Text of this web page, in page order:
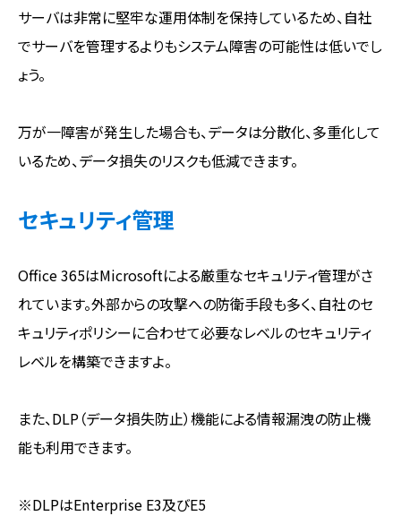
サーバは非常に堅牢な運用体制を保持しているため、自社
でサーバを管理するよりもシステム障害の可能性は低いでし
ょう。
万が一障害が発生した場合も、データは分散化、多重化して
いるため、データ損失のリスクも低減できます。
セキュリティ管理
Office 365はMicrosoftによる厳重なセキュリティ管理がさ
れています。外部からの攻撃への防衛手段も多く、自社のセ
キュリティポリシーに合わせて必要なレベルのセキュリティ
レベルを構築できますよ。
また、DLP（データ損失防止）機能による情報漏洩の防止機
能も利用できます。
※DLPはEnterprise E3及びE5